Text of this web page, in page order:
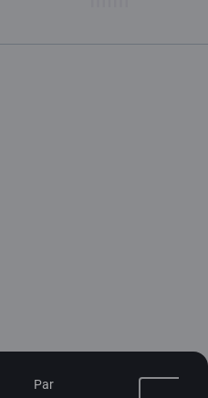
Par